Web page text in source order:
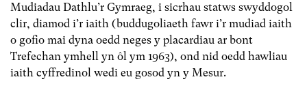
Mudiadau Dathlu’r Gymraeg, i sicrhau statws swyddogol
clir, diamod i’r iaith (buddugoliaeth fawr i’r mudiad iaith
o gofio mai dyna oedd neges y placardiau ar bont
Trefechan ymhell yn ôl ym 1963), ond nid oedd hawliau
iaith cyffredinol wedi eu gosod yn y Mesur.